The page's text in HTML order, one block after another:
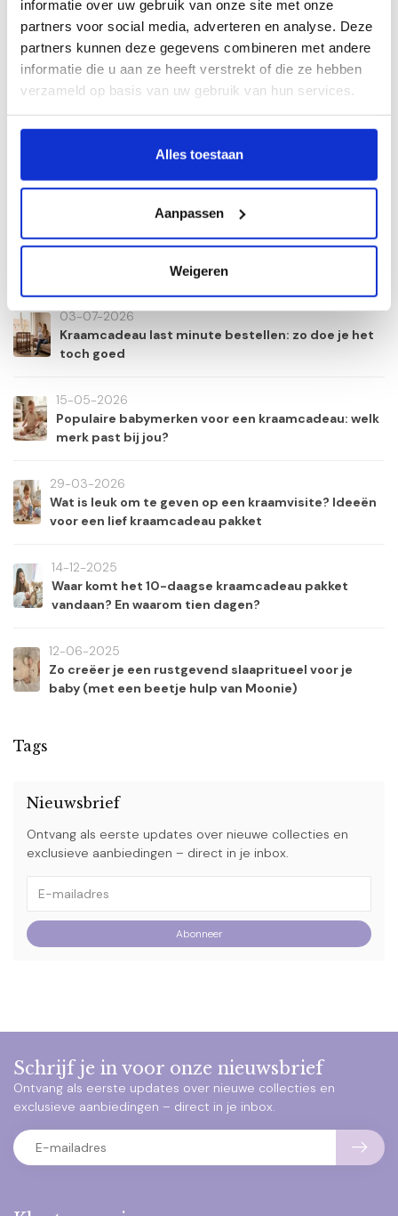
informatie over uw gebruik van onze site met onze
partners voor social media, adverteren en analyse. Deze
partners kunnen deze gegevens combineren met andere
informatie die u aan ze heeft verstrekt of die ze hebben
verzameld op basis van uw gebruik van hun services.
Alles toestaan
Aanpassen
Weigeren
Bekijk de collectie hier.
Veel plezier met het organiseren van de babyshower en
het vinden van het ideale kraamcadeau!
03-07-2026
Kraamcadeau last minute bestellen: zo doe je het
toch goed
15-05-2026
Populaire babymerken voor een kraamcadeau: welk
merk past bij jou?
29-03-2026
Wat is leuk om te geven op een kraamvisite? Ideeën
voor een lief kraamcadeau pakket
14-12-2025
Waar komt het 10-daagse kraamcadeau pakket
vandaan? En waarom tien dagen?
12-06-2025
Zo creëer je een rustgevend slaapritueel voor je
baby (met een beetje hulp van Moonie)
Tags
Nieuwsbrief
Ontvang als eerste updates over nieuwe collecties en
exclusieve aanbiedingen – direct in je inbox.
Abonneer
Schrijf je in voor onze nieuwsbrief
Ontvang als eerste updates over nieuwe collecties en
exclusieve aanbiedingen – direct in je inbox.